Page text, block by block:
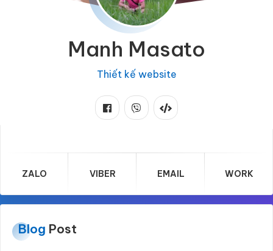
Manh Masato
Thiết kế website
ZALO VIBER EMAIL WORK
Blog Post